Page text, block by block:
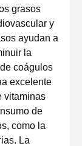
grasos
y
ayudan a
la
coágulos
excelente
vitaminas
de
como la
La